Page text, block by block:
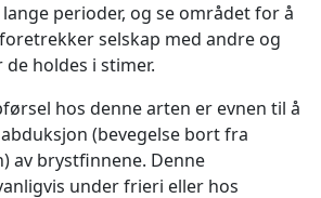
perioder, og se området for å
selskap med andre og
holdes i stimer.
hos denne arten er evnen til å
(bevegelse bort fra
av brystfinnene. Denne
under frieri eller hos